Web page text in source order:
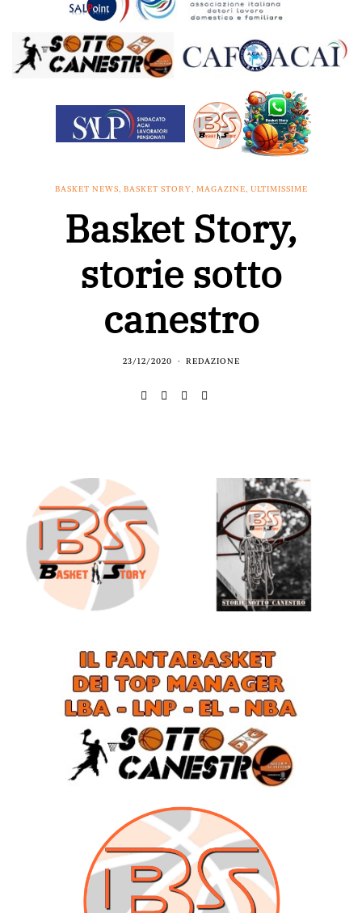
BASKET NEWS, BASKET STORY, MAGAZINE, ULTIMISSIME
Basket Story,
storie sotto
canestro
23/12/2020 REDAZIONE